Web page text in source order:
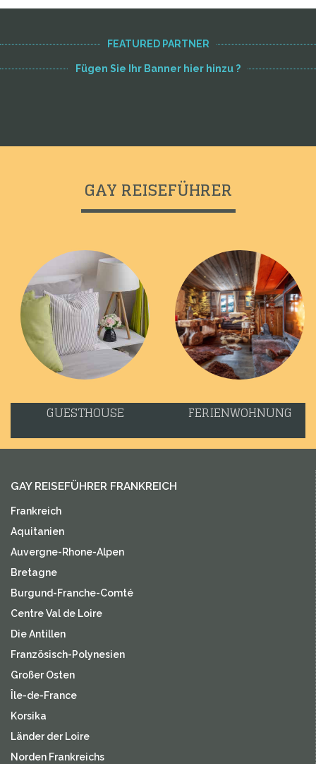
FEATURED PARTNER
Fügen Sie Ihr Banner hier hinzu ?
GAY REISEFÜHRER
GUESTHOUSE FERIENWOHNUNG
GAY REISEFÜHRER FRANKREICH
Frankreich
Aquitanien
Auvergne-Rhone-Alpen
Bretagne
Burgund-Franche-Comté
Centre Val de Loire
Die Antillen
Französisch-Polynesien
Großer Osten
Île-de-France
Korsika
Länder der Loire
Norden Frankreichs